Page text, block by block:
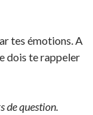
tes émotions. A
dois te rappeler
de question.